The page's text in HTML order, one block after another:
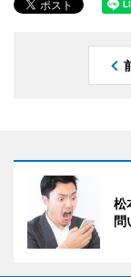
松
問